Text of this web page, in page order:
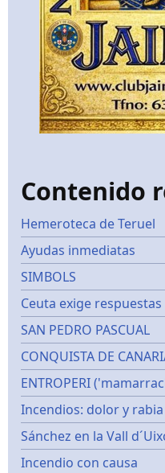
Contenido
Hemeroteca de Teruel
Ayudas inmediatas
SIMBOLS
Ceuta exige respuestas
SAN PEDRO PASCUAL
CONQUISTA DE
ENTROPERI
Incendios: dolor y rabia
Sánchez en la Vall
Incendio con causa